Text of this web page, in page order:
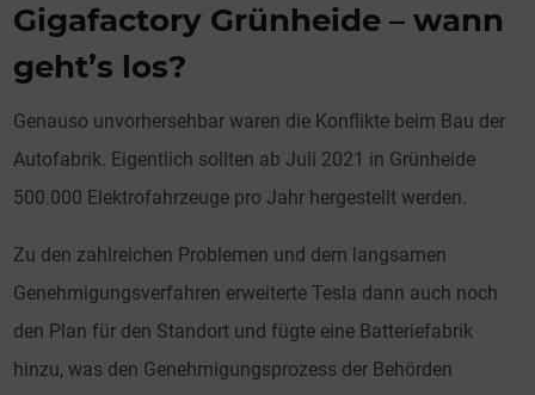
Gigafactory Grünheide – wann
geht’s los?
Genauso unvorhersehbar waren die Konflikte beim Bau der
Autofabrik. Eigentlich sollten ab Juli 2021 in Grünheide
500.000 Elektrofahrzeuge pro Jahr hergestellt werden.
Zu den zahlreichen Problemen und dem langsamen
Genehmigungsverfahren erweiterte Tesla dann auch noch
den Plan für den Standort und fügte eine Batteriefabrik
hinzu, was den Genehmigungsprozess der Behörden